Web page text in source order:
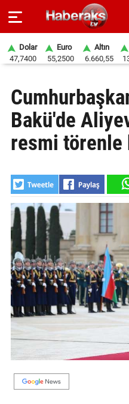
SPOR
YAŞAM
BELEDİYELER
SAĞLIK
SİYASET
EĞİTİM
GALERİ
VİDEO
YAZARLAR
BİZE
ULAŞIN
Dolar
47,7400
Euro
55,2500
Altın
6.660,55
Bakü'de
resmi törenle